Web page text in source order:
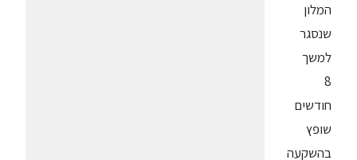
המלון
שנסגר
למשך
8
חודשים
שופץ
בהשקעה